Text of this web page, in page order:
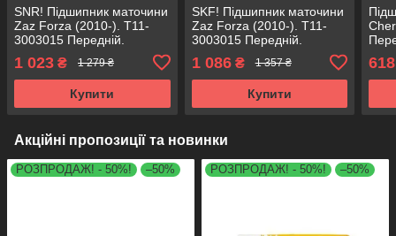
SNR! Підшипник маточини
Zaz Forza (2010-). T11-
3003015 Передній.
713615090 Франція!
1 023 ₴ 1 279 ₴
Купити
SKF! Підшипник маточини
Zaz Forza (2010-). T11-
3003015 Передній.
713615090 Німеччина!
1 086₴ 1 357 ₴
Купити
618
Акційні пропозиції та новинки
РОЗПРОДАЖ! - 50%! –50% РОЗПРОДАЖ! - 50%! –50%